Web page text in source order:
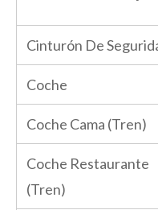
Cinturón De
Coche
Coche Cama (Tren)
Coche Restaurante
(Tren)